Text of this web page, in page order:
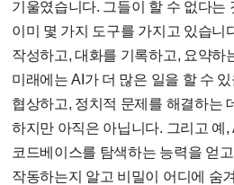
기울였습니다. 그들이 할 수 없다는
이미 몇 가지 도구를 가지고 있습니
작성하고, 대화를 기록하고, 요약하
미래에는 AI가 더 많은 일을 할 수
협상하고, 정치적 문제를 해결하는
하지만 아직은 아닙니다. 그리고 예,
코드베이스를 탐색하는 능력을 얻
작동하는지 알고 비밀이 어디에 숨